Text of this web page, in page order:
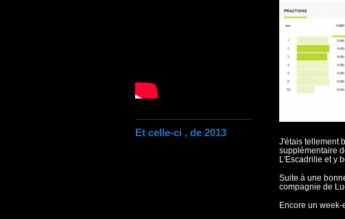
Et celle-ci , de 2013
J'étais tellement
supplémentaire
L'Escadrille et y
Suite à une
compagnie de
Encore un